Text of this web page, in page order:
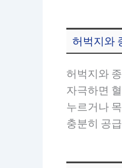
허벅지와
허벅지와
자극하면
누르거나
충분히 공